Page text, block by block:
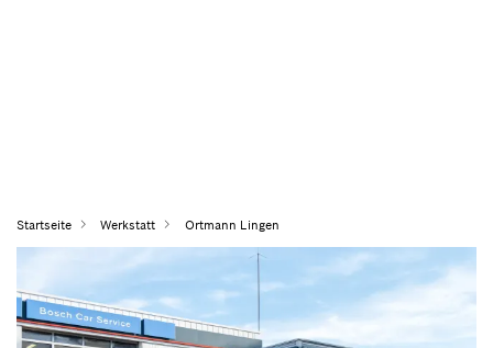
Startseite Werkstatt Ortmann Lingen